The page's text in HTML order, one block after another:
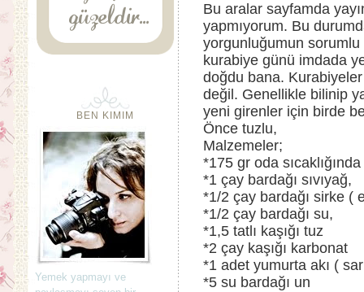
Bu aralar sayfamda
yapmıyorum. Bu
yorgunluğumun
kurabiye günü imdada
doğdu bana.
değil. Genellikle bilinip
yeni girenler için birde
Önce tuzlu,
Malzemeler;
*175 gr oda
*1 çay bardağı sıvıyağ,
*1/2 çay bardağı sirke (
*1/2 çay bardağı su,
*1,5 tatlı kaşığı tuz
*2 çay kaşığı karbonat
*1 adet yumurta akı (
*5 su bardağı un
BEN KIMIM
Yemek yapmayı ve